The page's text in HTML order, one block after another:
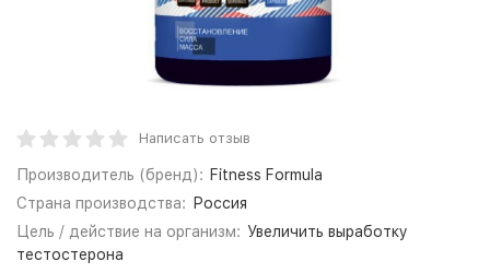
Написать отзыв
Производитель (бренд): Fitness Formula
Страна производства:
Россия
Цель / действие на организм: Увеличить выработку
тестостерона